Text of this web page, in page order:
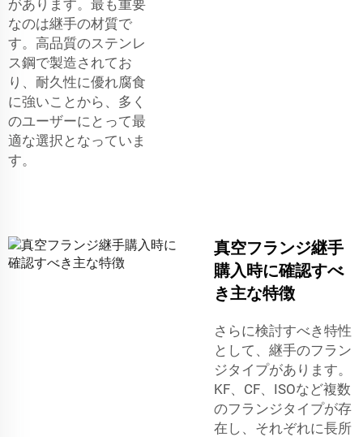
があります。最も重要
なのは継手の材質で
す。高品質のステンレ
ス鋼で製造されてお
り、耐久性に優れ腐食
に強いことから、多く
のユーザーにとって最
適な選択となっていま
す。
真空フランジ継手
購入時に確認すべ
き主な特徴
さらに検討すべき特性
として、継手のフラン
ジタイプがあります。
KF、CF、ISOなど複数
のフランジタイプが存
在し、それぞれに長所